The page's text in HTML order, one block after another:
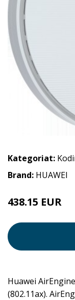
Kategoriat:
Brand: HUAWEI
438.15 EUR
Huawei
(802.11ax).